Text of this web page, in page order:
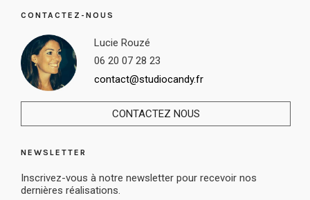
CONTACTEZ-NOUS
Lucie Rouzé
06 20 07 28 23
contact@studiocandy.fr
CONTACTEZ NOUS
NEWSLETTER
Inscrivez-vous à notre newsletter pour recevoir nos
dernières réalisations.